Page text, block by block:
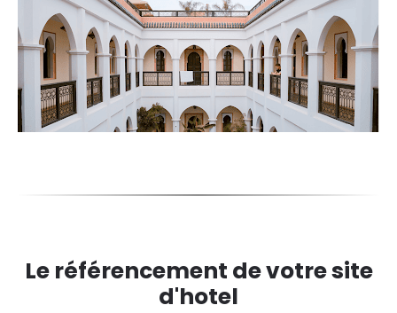
Le référencement de votre site
d'hotel